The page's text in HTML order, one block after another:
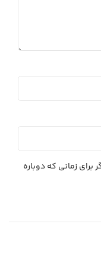
برای زمانی که دوباره